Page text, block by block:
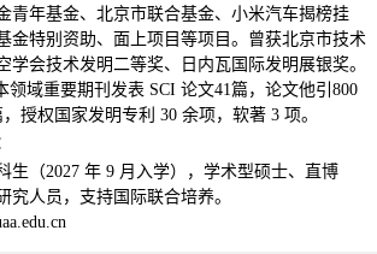
青年基金、北京市联合基金、小米汽车揭榜挂
金特别资助、面上项目等项目。曾获北京市技术
学会技术发明二等奖、日内瓦国际发明展银奖。
领域重要期刊发表 SCI 论文41篇，论文他引800
授权国家发明专利 30 余项，软著 3 项。
生（2027 年 9 月入学），学术型硕士、直博
究人员，支持国际联合培养。